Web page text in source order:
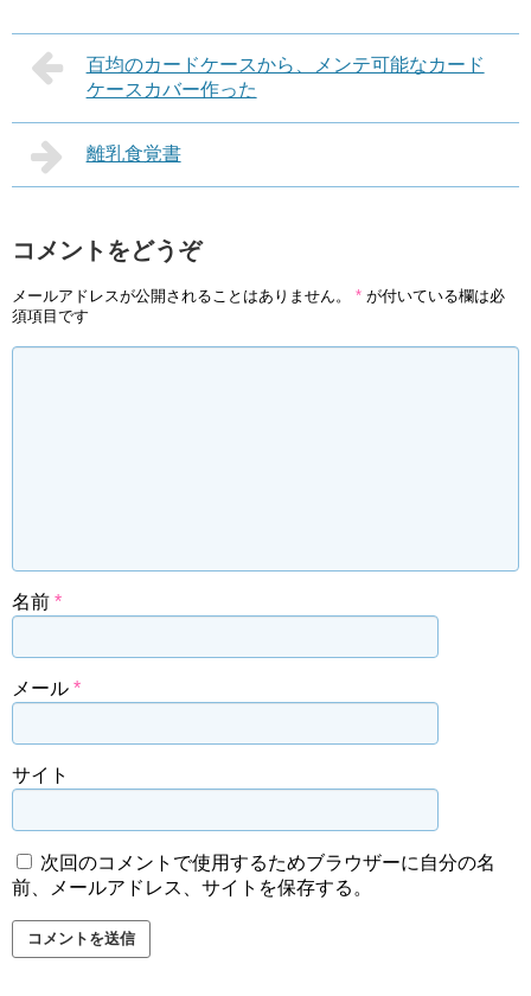
百均のカードケースから、メンテ可能なカード
ケースカバー作った
離乳食覚書
コメントをどうぞ
メールアドレスが公開されることはありません。 * が付いている欄は必
須項目です
名前 *
メール *
サイト
次回のコメントで使用するためブラウザーに自分の名
前、メールアドレス、サイトを保存する。